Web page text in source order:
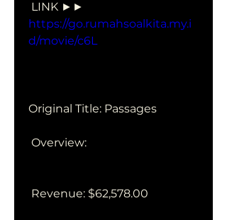
https://go.rumahsoalkita.my.i
d/movie/c6L
Original Title: Passages
Overview:
Revenue: $62,578.00